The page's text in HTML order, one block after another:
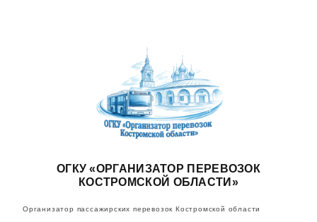
ОГКУ «ОРГАНИЗАТОР ПЕРЕВОЗОК
КОСТРОМСКОЙ ОБЛАСТИ»
Организатор пассажирских перевозок Костромской области